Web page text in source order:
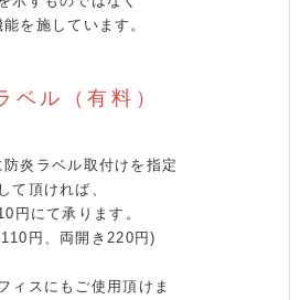
を施しています。
ベル（有料）
防炎ラベル取付けを指定
して頂ければ、
円にて承ります。
円、両開き220円)
ィスにもご使用頂けま